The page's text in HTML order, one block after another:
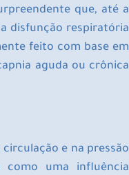
que, até a
disfunção respiratória
feito com base em
aguda ou crônica
e na pressão
como uma influência